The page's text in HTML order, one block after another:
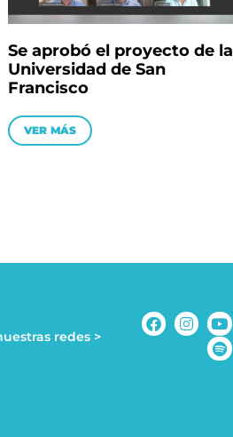
Se aprobó el proyecto de la
Universidad de San
Francisco
VER MÁS
redes >